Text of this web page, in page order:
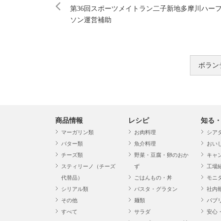
第36回スポーツメイトラン二子新地多摩川ハー
ソン運営補助
ボラン
商品情報
マーガリン類
バター類
チーズ類
スティリーノ（チーズ
代替品）
シリアル類
その他
すべて
レシピ
お肉料理
魚介料理
野菜・豆腐・卵のおか
ず
ごはんもの・丼
パスタ・グラタン
麺類
サラダ
知る
シア
おい
キャ
工場
モニ
社内
パブ
安心